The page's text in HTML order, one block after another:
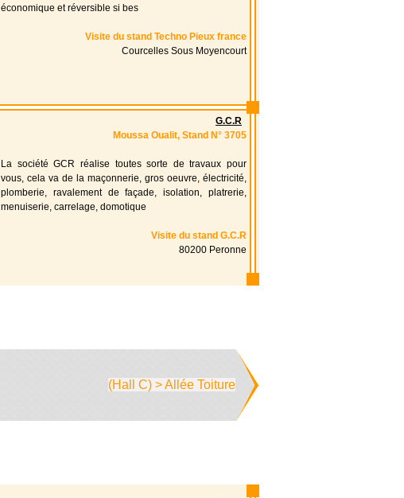
économique et réversible si bes
Visite du stand Techno Pieux france
Courcelles Sous Moyencourt
G.C.R
Moussa Oualit, Stand N° 3705
La société GCR réalise toutes sorte de travaux pour
vous, cela va de la maçonnerie, gros oeuvre, électricité,
plomberie, ravalement de façade, isolation, platrerie,
menuiserie, carrelage, domotique
Visite du stand G.C.R
80200 Peronne
(Hall C) > Allée Toiture